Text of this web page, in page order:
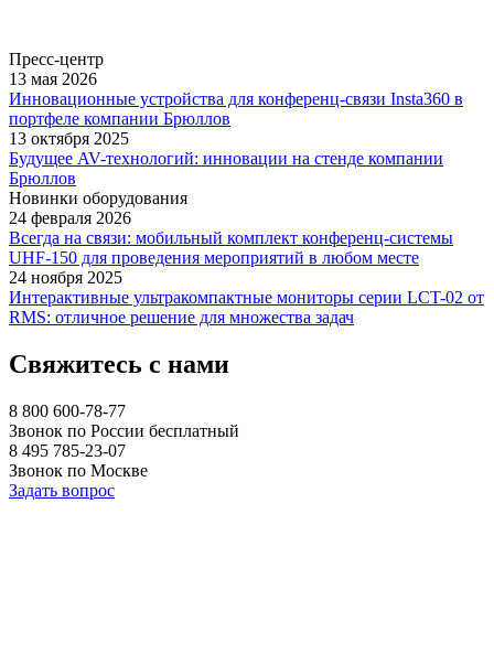
Пресс-центр
13 мая 2026
Инновационные устройства для конференц-связи Insta360 в
портфеле компании Брюллов
13 октября 2025
Будущее AV-технологий: инновации на стенде компании
Брюллов
Новинки оборудования
24 февраля 2026
Всегда на связи: мобильный комплект конференц-системы
UHF-150 для проведения мероприятий в любом месте
24 ноября 2025
Интерактивные ультракомпактные мониторы серии LCT-02 от
RMS: отличное решение для множества задач
Свяжитесь с нами
8 800 600-78-77
Звонок по России бесплатный
8 495 785-23-07
Звонок по Москве
Задать вопрос